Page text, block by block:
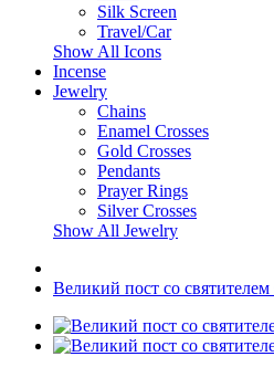
Silk Screen
Travel/Car
Show All Icons
Incense
Jewelry
Chains
Enamel Crosses
Gold Crosses
Pendants
Prayer Rings
Silver Crosses
Show All Jewelry
Великий пост со